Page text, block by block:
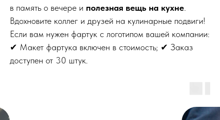
в память о вечере и полезная вещь на кухне
Вдохновите коллег и друзей на кулинарные подвиги!
Если вам нужен фартук с логотипом вашей компании:
✔ Макет фартука включен в стоимость; ✔ Заказ
доступен от 30 штук.